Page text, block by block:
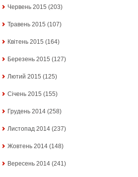
Червень 2015 (203)
Травень 2015 (107)
Квітень 2015 (164)
Березень 2015 (127)
Лютий 2015 (125)
Січень 2015 (155)
Грудень 2014 (258)
Листопад 2014 (237)
Жовтень 2014 (148)
Вересень 2014 (241)